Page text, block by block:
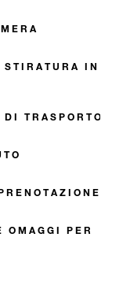
IN
TRASPORTO
OMAGGI PER